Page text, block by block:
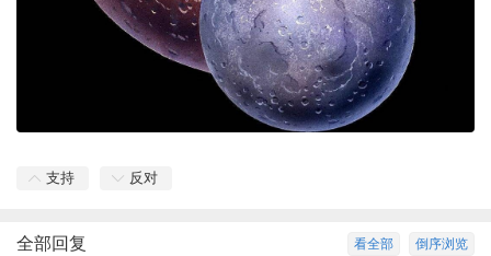
支持 反对
倒序浏览
看全部
全部回复